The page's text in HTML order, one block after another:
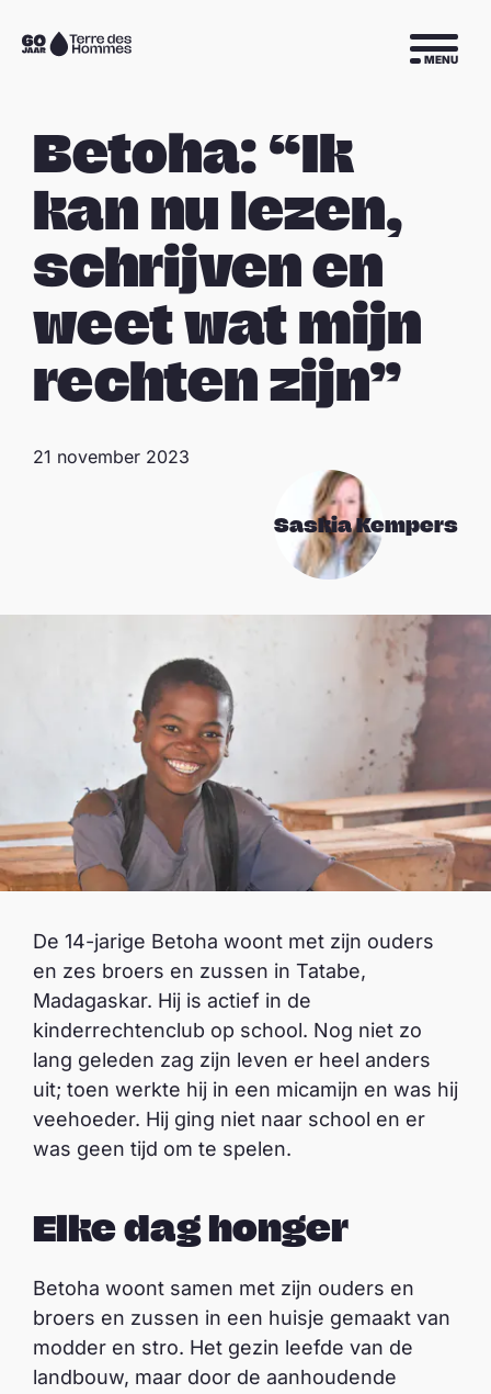
Sla navigatie over
Naar
MENU
Betoha: “Ik
kan nu lezen,
schrijven en
weet wat mijn
rechten zijn”
Saskia Kempers
21 november 2023
De 14-jarige Betoha woont met zijn ouders
en zes broers en zussen in Tatabe,
Madagaskar. Hij is actief in de
kinderrechtenclub op school. Nog niet zo
lang geleden zag zijn leven er heel anders
uit; toen werkte hij in een micamijn en was hij
veehoeder. Hij ging niet naar school en er
was geen tijd om te spelen.
Elke dag honger
Betoha woont samen met zijn ouders en
broers en zussen in een huisje gemaakt van
modder en stro. Het gezin leefde van de
landbouw, maar door de aanhoudende